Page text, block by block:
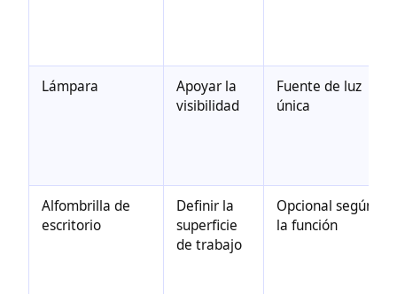
Lámpara
Apoyar la
visibilidad
Fuente de luz
única
Alfombrilla de
escritorio
Definir la
superficie
de trabajo
Opcional según
la función